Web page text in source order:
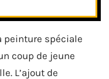
peinture spéciale
coup de jeune
L’ajout de